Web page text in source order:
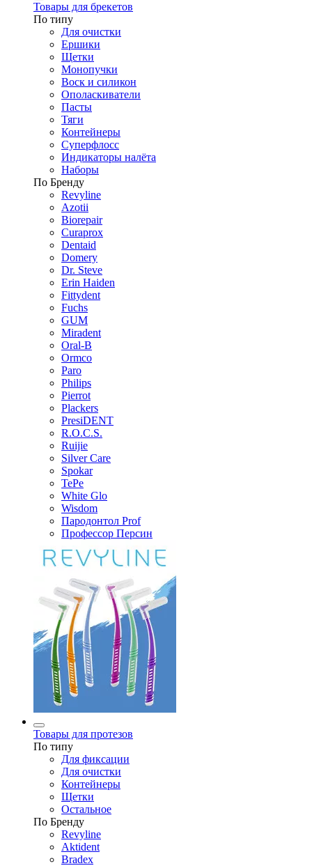
Товары для брекетов
По типу
Для очистки
Ершики
Щетки
Монопучки
Воск и силикон
Ополаскиватели
Пасты
Тяги
Контейнеры
Суперфлосс
Индикаторы налёта
Наборы
По Бренду
Revyline
Azotii
Biorepair
Curaprox
Dentaid
Domery
Dr. Steve
Erin Haiden
Fittydent
Fuchs
GUM
Miradent
Oral-B
Ormco
Paro
Philips
Pierrot
Plackers
PresiDENT
R.O.C.S.
Ruijie
Silver Care
Spokar
TePe
White Glo
Wisdom
Пародонтол Prof
Профессор Персин
Товары для протезов
По типу
Для фиксации
Для очистки
Контейнеры
Щетки
Остальное
По Бренду
Revyline
Aktident
Bradex